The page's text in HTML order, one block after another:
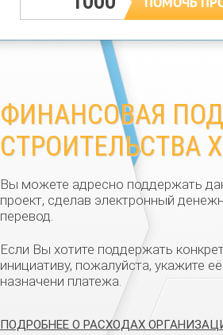
ФИНАНСОВАЯ
СТРОИТЕЛЬСТВА
Вы можете адресно поддержать
проект, сделав электронный
перевод.
Если Вы хотите поддержать
инициативу, пожалуйста, укажите
назначени платежа.
ПОДРОБНЕЕ О РАСХОДАХ